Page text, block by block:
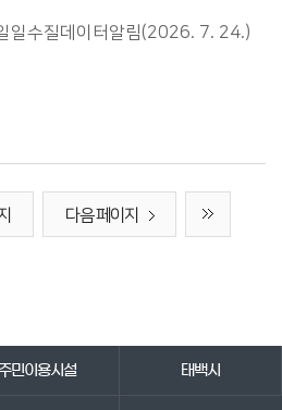
일수질데이터알림(2026. 7. 24.)
다음 페이지
민이용시설 태백시